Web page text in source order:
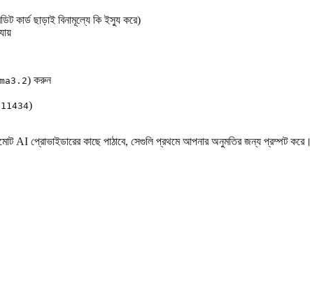
ছাড়াই বিনামূল্যে কি ইস্যু করে)
) করুন
)
AI প্রোভাইডারের কাছে পাঠাবে, সেগুলি প্রথমে আপনার অনুমতির জন্য প্রম্পট করে।